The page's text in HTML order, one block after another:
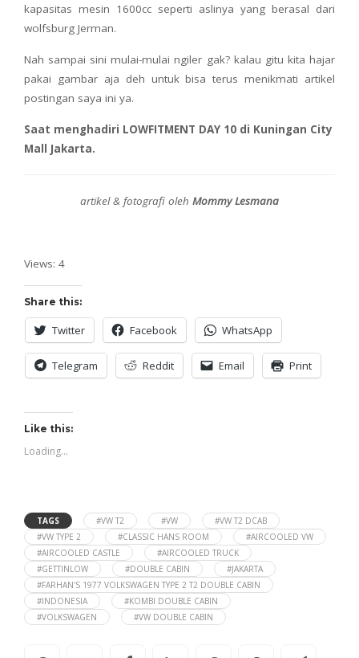
kapasitas mesin 1600cc seperti aslinya yang berasal dari
wolfsburg Jerman.
Nah sampai sini mulai-mulai ngiler gak? kalau gitu kita hajar
pakai gambar aja deh untuk bisa terus menikmati artikel
postingan saya ini ya.
Saat menghadiri LOWFITMENT DAY 10 di Kuningan City
Mall Jakarta.
artikel & fotografi oleh Mommy Lesmana
Views: 4
Share this:
Twitter Facebook WhatsApp
Telegram Reddit Email Print
Like this:
Loading...
TAGS #VW T2 #VW
#VW T2 DCAB
#VW TYPE 2
#CLASSIC HANS ROOM
#AIRCOOLED VW
#AIRCOOLED CASTLE
#AIRCOOLED TRUCK
#GETTINLOW
#DOUBLE CABIN
#JAKARTA
#FARHAN'S 1977 VOLKSWAGEN TYPE 2 T2 DOUBLE CABIN
#INDONESIA
#KOMBI DOUBLE CABIN
#VOLKSWAGEN
#VW DOUBLE CABIN